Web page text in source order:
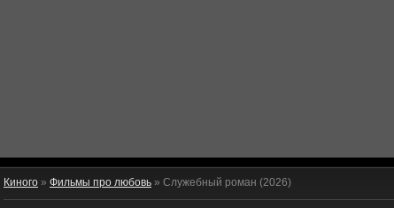
Киного » Фильмы про любовь » Служебный роман (2026)